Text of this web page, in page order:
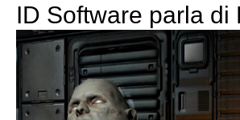
ID Software parla di